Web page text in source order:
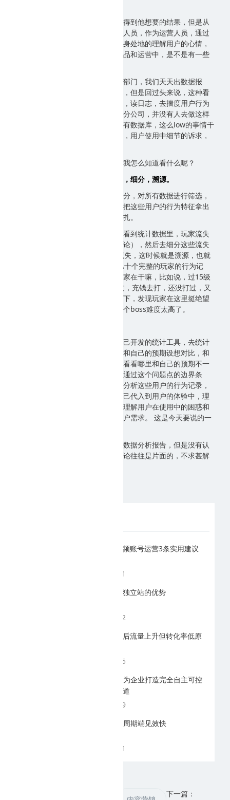
这个例子特别典型是因为他不可能得到他想要的结果，但是从
这里我们看到的是，作为产品设计人员，作为运营人员，通过
对用户日志行为的跟踪，是可以设身处地的理解用户的心情，
理解用户的处境，从而理解自己产品和运营中，是不是有一些
很多公司都会说，我们有数据分析部门，我们天天出数据报
告，我们工程师每天处理很多数据，但是回过头来说，这种看
上去一点技术含量都没有的体力活，读日志，去揣度用户行为
特征，其实价值异常巨大。而大部分公司，并没有人去做这样
的事情，他们觉得自己有程序员，有数据库，这么low的事情干
嘛要去做。但真正的用户操作习惯，用户使用中细节的诉求，
那么有人就会问，我那么多日志，我怎么知道看什么呢？
以前我讲过数据分析三板斧，对比，细分，溯源。
简单说就是通过数据对比和数据细分，对所有数据进行筛选，
找到你认为需要关注的用户，然后把这些用户的行为特征拿出
来，看一下。理解用户的诉求和挣扎。
举例说，你发一款游戏出去，然后看到统计数据里，玩家流失
率有点高（通过同行对比得到的结论），然后去细分这些流失
玩家，发现在15级出现一个较大流失，这时候就是溯源，也就
是把这些15级流失的玩家，找出几十个完整的玩家的行为记
录，拿来看，一条条的看，理解玩家在干嘛，比如说，过15级
有个boss任务，玩家去打，没打过，充钱去打，还没打过，又
试了三次，流失了。你回头研究一下，发现玩家在这里挺绝望
的，卡了两三天难以寸进，说明这个boss难度太高了。
基于一些常见的统计工具，或者自己开发的统计工具，去统计
用户的行为特征，行为链路，然后和自己的预期设想对比，和
历史数据对比，和同行数据对比，看看哪里和自己的预期不一
致，寻找问题点，找到问题点后，通过这个问题点的边界条
件，去筛选目标用户，然后人工去分析这些用户的行为记录，
人工的目的是强代入感，真正把自己代入到用户的体验中，理
解用户的不满，理解用户的挣扎，理解用户在使用中的困惑和
障碍，然后优化产品，从而满足用户需求。 这是今天要说的一
很多人做到了天天看统计数据，看数据分析报告，但是没有认
真去溯源，没有代入感，得到的结论往往是片面的，不求甚解
临沂抖音短视频账号运营3条实用建议
2026-07-31
临沂外贸建站独立站的优势
2026-07-22
临沂网站优化后流量上升但转化率低原
2026-07-15
临沂GEO优化为企业打造完全自主可控
的稳定获客渠道
2026-06-29
临沂GEO优化周期端见效快
2026-06-21
下一篇：